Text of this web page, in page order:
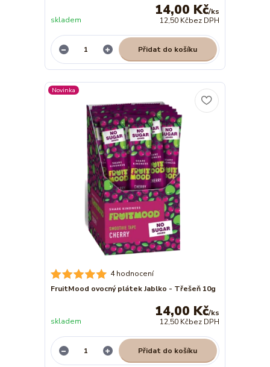
14,00 Kč/ks
12,50 Kčbez DPH
skladem
Přidat do košíku
Novinka
4 hodnocení
FruitMood ovocný plátek Jablko - Třešeň 10g
14,00 Kč/ks
12,50 Kčbez DPH
skladem
Přidat do košíku